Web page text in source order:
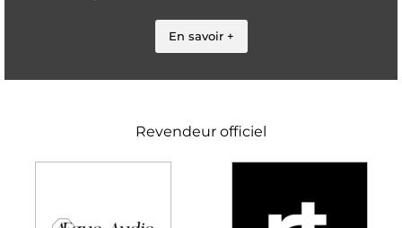
En savoir +
Revendeur officiel